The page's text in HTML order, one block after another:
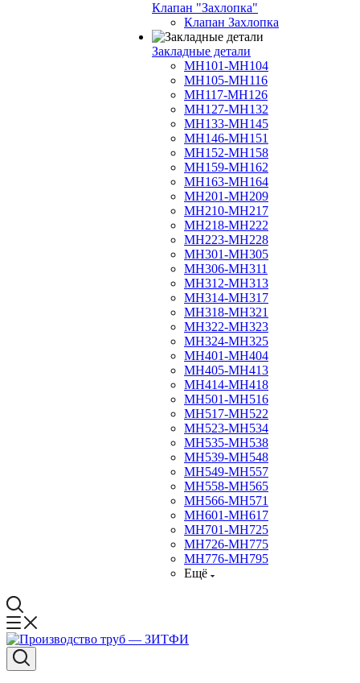
Клапан "Захлопка"
Клапан Захлопка
Закладные детали
МН101-МН104
МН105-МН116
МН117-МН126
МН127-МН132
МН133-МН145
МН146-МН151
МН152-МН158
МН159-МН162
МН163-МН164
МН201-МН209
МН210-МН217
МН218-МН222
МН223-МН228
МН301-МН305
МН306-МН311
МН312-МН313
МН314-МН317
МН318-МН321
МН322-МН323
МН324-МН325
МН401-МН404
МН405-МН413
МН414-МН418
МН501-МН516
МН517-МН522
МН523-МН534
МН535-МН538
МН539-МН548
МН549-МН557
МН558-МН565
МН566-МН571
МН601-МН617
МН701-МН725
МН726-МН775
МН776-МН795
Ещё